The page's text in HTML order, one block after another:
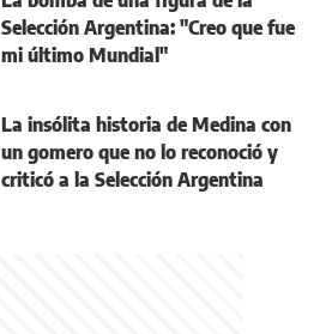
Selección Argentina: "Creo que fue
mi último Mundial"
La insólita historia de Medina con
un gomero que no lo reconoció y
criticó a la Selección Argentina